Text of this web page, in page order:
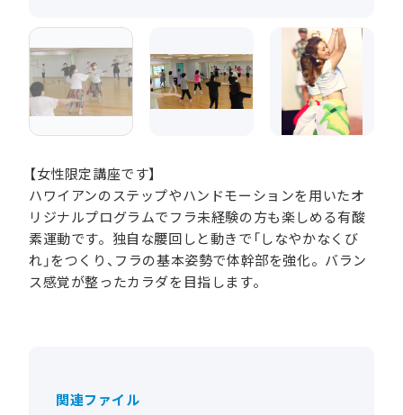
【女性限定講座です】
ハワイアンのステップやハンドモーションを用いたオ
リジナルプログラムでフラ未経験の方も楽しめる有酸
素運動です。独自な腰回しと動きで「しなやかなくび
れ」をつくり、フラの基本姿勢で体幹部を強化。バラン
ス感覚が整ったカラダを目指します。
関連ファイル